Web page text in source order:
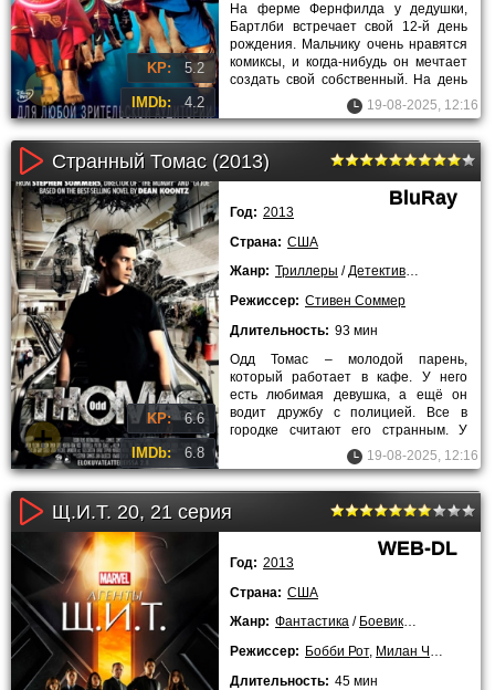
KP: 5.2
IMDb: 4.2
На ферме Фернфилда у дедушки,
Бартлби встречает свой 12-й день
рождения. Мальчику очень нравятся
комиксы, и когда-нибудь он мечтает
создать свой собственный. На день
рождения дедушка дарит19-08-2025, 12:16
Странный Томас (2013)
KP: 6.6
IMDb: 6.8
BluRay
Год: 2013
Страна: США
Жанр: Триллеры /Детективы /
Режиссер: Стивен Соммер
Длительность: 93 мин
Одд Томас – молодой парень,
который работает в кафе. У него
есть любимая девушка, а ещё он
водит дружбу с полицией. Все в
городке считают его странным. У
Томаса есть необычные
способности,
19-08-2025, 12:16
Щ.И.Т. 20, 21 серия
WEB-DL
Год: 2013
Страна: США
Жанр: Фантастика / Боевики /
Режиссер: Бобби Рот, Милан Чейло
Длительность: 45 мин